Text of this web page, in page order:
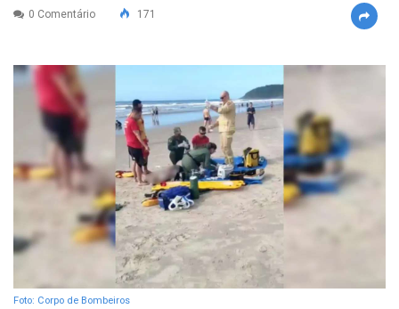
0 Comentário 171
Foto: Corpo de Bombeiros